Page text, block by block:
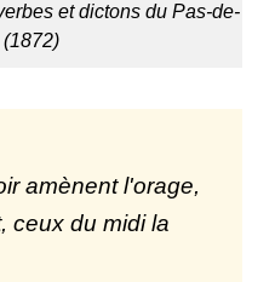
et dictons du Pas-de-
amènent l'orage,
ceux du midi la